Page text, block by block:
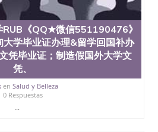
仿制、成绩单文凭、改成绩、
毕业证、成绩单、文凭、学历
假学历书制作、假制作、办
业证文凭、文凭毕业证、毕业
馆认证、使馆证明、使馆留学
认证、学历认证、文凭认证学
证、留学生学位认证、英国文
、澳洲文凭学历、加拿大文凭
RUB《QQ★微信551190476》
学毕业证办理&留学回国补办
凭毕业证；制造假国外大学文
凭、
en Salud y Belleza
0 Respuestas
...